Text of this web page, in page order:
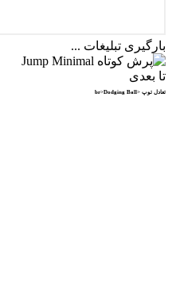
بارگیری تبلیغات ...
تا بعدی
تعادل توپ <br>Dodging Ball